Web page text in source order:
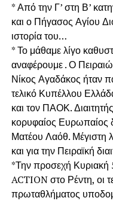
* Από την Γ’ στη Β’
και ο Πήγασος Αγίου
ιστορία του…
* Το μάθαμε λίγο
αναφέρουμε . Ο
Νίκος Αγαδάκος ήταν
τελικό Κυπέλλου
και τον ΠΑΟΚ.
κορυφαίος Ευρωπαίος
Ματέου Λαόθ. Μέγιστη
και για την Πειραϊκή
*Την προσεχή Κυριακή
ACTION στο Ρέντη, οι
πρωταθλήματος